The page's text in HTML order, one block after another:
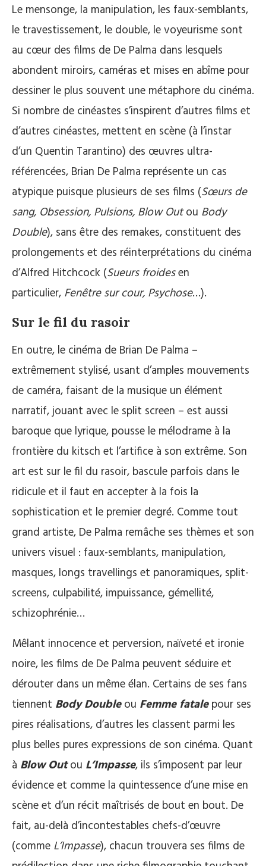
Le mensonge, la manipulation, les faux-semblants,
le travestissement, le double, le voyeurisme sont
au cœur des films de De Palma dans lesquels
abondent miroirs, caméras et mises en abîme pour
dessiner le plus souvent une métaphore du cinéma.
Si nombre de cinéastes s’inspirent d’autres films et
d’autres cinéastes, mettent en scène (à l’instar
d’un Quentin Tarantino) des œuvres ultra-
référencées, Brian De Palma représente un cas
atypique puisque plusieurs de ses films (Sœurs de
sang, Obsession, Pulsions, Blow Outou Body
Double), sans être des remakes, constituent des
prolongements et des réinterprétations du cinéma
d’Alfred Hitchcock (Sueurs froidesen
particulier, Fenêtre sur cour, Psychose…).
Sur le fil du rasoir
En outre, le cinéma de Brian De Palma –
extrêmement stylisé, usant d’amples mouvements
de caméra, faisant de la musique un élément
narratif, jouant avec le split screen – est aussi
baroque que lyrique, pousse le mélodrame à la
frontière du kitsch et l’artifice à son extrême. Son
art est sur le fil du rasoir, bascule parfois dans le
ridicule et il faut en accepter à la fois la
sophistication et le premier degré. Comme tout
grand artiste, De Palma remâche ses thèmes et son
univers visuel : faux-semblants, manipulation,
masques, longs travellings et panoramiques, split-
screens, culpabilité, impuissance, gémellité,
schizophrénie…
Mêlant innocence et perversion, naïveté et ironie
noire, les films de De Palma peuvent séduire et
dérouter dans un même élan. Certains de ses fans
tiennent Body Double ou Femme fatalepour ses
pires réalisations, d’autres les classent parmi les
plus belles pures expressions de son cinéma. Quant
à Blow Outou L’Impasse, ils s’imposent par leur
évidence et comme la quintessence d’une mise en
scène et d’un récit maîtrisés de bout en bout. De
fait, au-delà d’incontestables chefs-d’œuvre
(comme L’Impasse), chacun trouvera ses films de